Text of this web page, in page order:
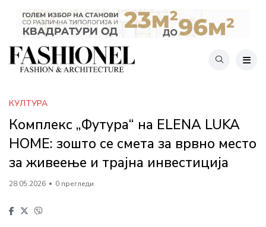
КУЛТУРА
Комплекс „Футура“ на ELENA LUKA
HOME: зошто се смета за врвно место
за живеење и трајна инвестиција
28.05.2026 0 прегледи